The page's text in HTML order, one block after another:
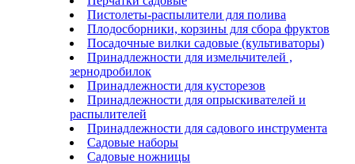
Пистолеты-распылители для полива
Плодосборники, корзины для сбора фруктов
Посадочные вилки садовые (культиваторы)
Принадлежности для измельчителей ,
зернодробилок
Принадлежности для кусторезов
Принадлежности для опрыскивателей и
распылителей
Принадлежности для садового инструмента
Садовые наборы
Садовые ножницы